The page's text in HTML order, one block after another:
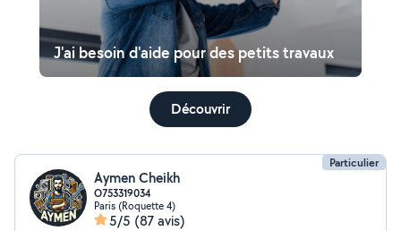
J'ai besoin d'aide pour des petits travaux
Découvrir
Particulier
Aymen Cheikh
O753319034
Paris (Roquette 4)
5/5 (87 avis)